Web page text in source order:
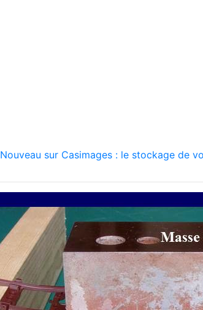
Nouveau sur Casimages : le stockage de